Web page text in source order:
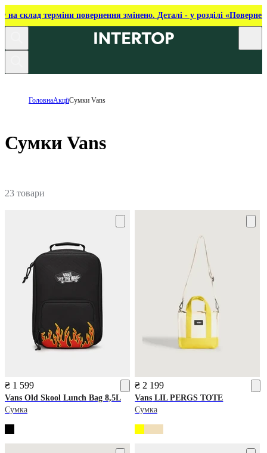
на склад терміни повернення змінено. Деталі - у розділі
ГоловнаАкціїСумки Vans
Сумки Vans
23 товари
₴ 1 599
Vans Old Skool Lunch Bag 8,5L
Сумка
₴ 2 199
Vans LIL PERGS TOTE
Сумка